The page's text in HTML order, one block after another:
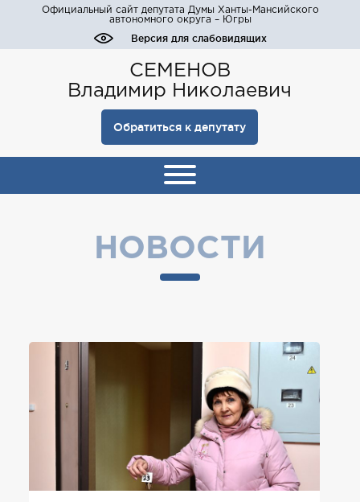
Официальный сайт депутата Думы Ханты-Мансийского
автономного округа – Югры
Версия для слабовидящих
СЕМЕНОВ
Владимир Николаевич
Обратиться к депутату
НОВОСТИ